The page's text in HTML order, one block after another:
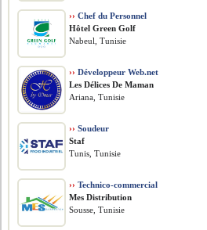
›› Chef du Personnel
Hôtel Green Golf
Nabeul, Tunisie
›› Développeur Web.net
Les Délices De Maman
Ariana, Tunisie
›› Soudeur
Staf
Tunis, Tunisie
›› Technico-commercial
Mes Distribution
Sousse, Tunisie